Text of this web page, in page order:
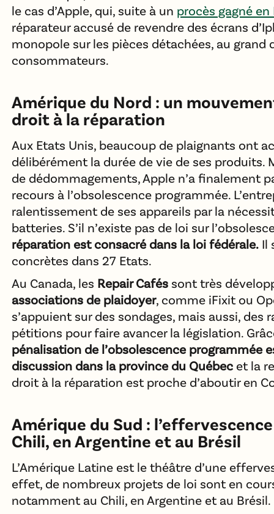
le cas d’Apple, qui, suite à un procès gagné en
réparateur accusé de revendre des écrans
monopole sur les pièces détachées, au grand
consommateurs.
Amérique du Nord : un
droit à la réparation
Aux Etats Unis, beaucoup de plaignants ont
délibérément la durée de vie de ses produits.
de dédommagements, Apple n’a finalement
recours à l’obsolescence programmée.
ralentissement de ses appareils par la
batteries. S’il n’existe pas de loi sur
réparation est consacré dans la loi fédérale. Il
concrètes dans 27 Etats.
Au Canada, les Repair Cafés sont très
associations de plaidoyer, comme iFixit ou
s’appuient sur des sondages, mais aussi, des
pétitions pour faire avancer la législation.
pénalisation de l’obsolescence programmée
discussion dans la province du Québec et la
droit à la réparation est proche d’aboutir en
Amérique du Sud :
Chili, en Argentine et au Brésil
L’Amérique Latine est le théâtre d’une
effet, de nombreux projets de loi sont en
notamment au Chili, en Argentine et au Brésil.